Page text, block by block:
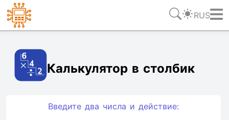
RUS
Калькулятор в столбик
Введите два числа и действие: